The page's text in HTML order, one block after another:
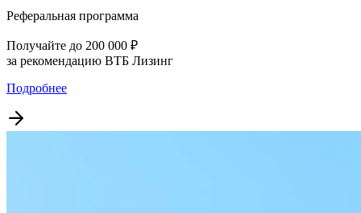
Реферальная программа
Получайте до 200 000 ₽
за рекомендацию ВТБ Лизинг
Подробнее